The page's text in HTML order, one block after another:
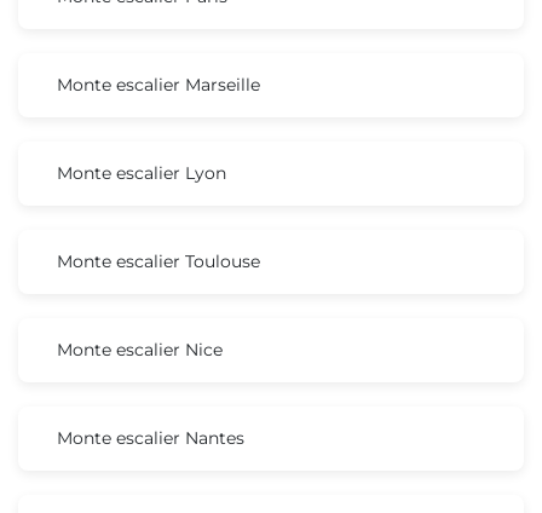
Monte escalier Marseille
Monte escalier Lyon
Monte escalier Toulouse
Monte escalier Nice
Monte escalier Nantes